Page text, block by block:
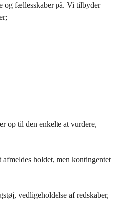
og fællesskaber på. Vi tilbyder
op til den enkelte at vurdere,
holdet, men kontingentet
vedligeholdelse af redskaber,